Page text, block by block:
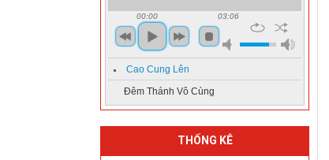
00:00 03:06
Cao Cung Lên
Đêm Thánh Vô Cùng
THỐNG KÊ